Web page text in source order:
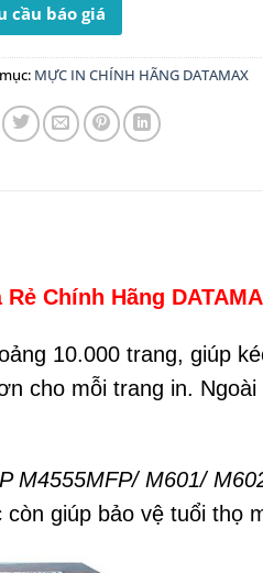
cầu báo giá
MỰC IN CHÍNH HÃNG DATAMAX
Chính Hãng
10.000 trang, giúp
cho mỗi trang in. Ngoài
M4555MFP/ M601/
giúp bảo vệ tuổi thọ